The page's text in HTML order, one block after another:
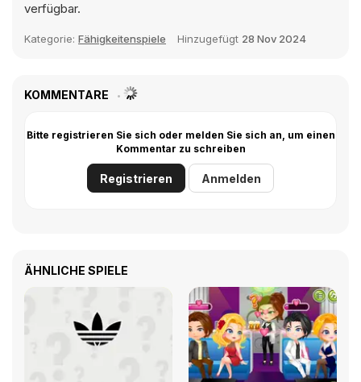
verfügbar.
Kategorie: Fähigkeitenspiele Hinzugefügt 28 Nov 2024
KOMMENTARE
Bitte registrieren Sie sich oder melden Sie sich an, um einen
Kommentar zu schreiben
Registrieren Anmelden
ÄHNLICHE SPIELE